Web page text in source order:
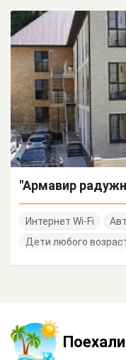
"Армавир
Интернет Wi-Fi
Дети любого